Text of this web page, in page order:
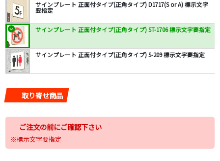
サインプレート 正面付タイプ(正角タイプ) D1717(S or A) 標示文字
要指定
サインプレート 正面付タイプ(正角タイプ) ST-1706 標示文字要指定
サインプレート 正面付タイプ(正角タイプ) S-209 標示文字要指定
取り寄せ商品
ご注文の前にご確認下さい
※標示文字要指定